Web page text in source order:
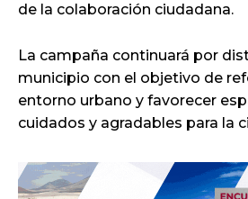
de la colaboración ciudadana.
La campaña continuará por
municipio con el objetivo de
entorno urbano y favorecer
cuidados y agradables para la